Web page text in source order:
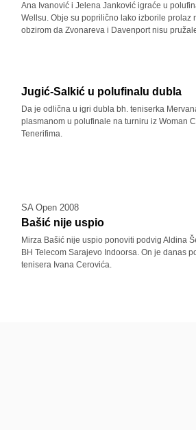
Ana Ivanović i Jelena Janković igraće u
Wellsu. Obje su poprilično lako izborile prolaz
obzirom da Zvonareva i Davenport nisu
Jugić-Salkić u polufinalu dubla
Da je odlična u igri dubla bh. teniserka
plasmanom u polufinale na turniru iz Woman
Tenerifima.
SA Open 2008
Bašić nije uspio
Mirza Bašić nije uspio ponoviti podvig Aldina
BH Telecom Sarajevo Indoorsa. On je danas
tenisera Ivana Cerovića.